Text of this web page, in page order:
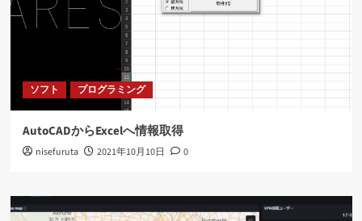
ソフト プログラミング
AutoCADからExcelへ情報取得
nisefuruta 2021年10月10日 0